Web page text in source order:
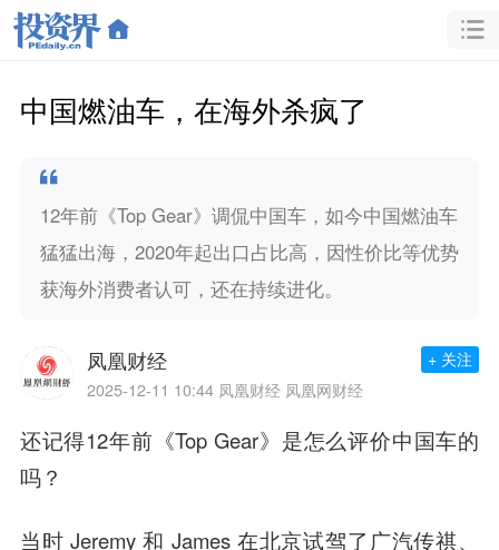
中国燃油车，在海外杀疯了
12年前《Top Gear》调侃中国车，如今中国燃油车
猛猛出海，2020年起出口占比高，因性价比等优势
获海外消费者认可，还在持续进化。
凤凰财经
2025-12-11 10:44 凤凰财经 凤凰网财经
+ 关注
还记得12年前《Top Gear》是怎么评价中国车的
吗？
当时 Jeremy 和 James 在北京试驾了广汽传祺、